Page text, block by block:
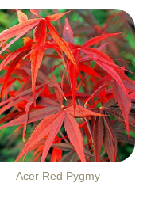
Acer Red Pygmy